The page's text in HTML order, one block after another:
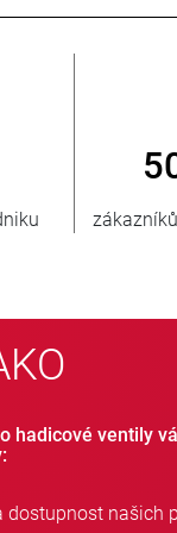
nových
hadicové ventily
dostupnost našich